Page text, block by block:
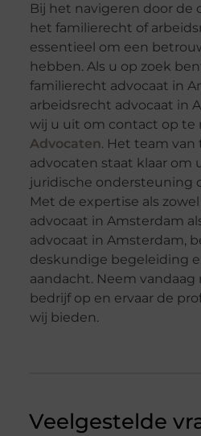
Bij het navigeren door de
het familierecht of
essentieel om een
hebben. Als u op zoek
familierecht advocaat in
arbeidsrecht advocaat in
wij u uit om contact op te
Advocaten. Het team
advocaten staat klaar om
juridische ondersteuning
Met de expertise als
advocaat in Amsterdam
advocaat in Amsterdam,
deskundige begeleiding
aandacht. Neem
bedrijf op en ervaar de
wij bieden.
Veelgestelde